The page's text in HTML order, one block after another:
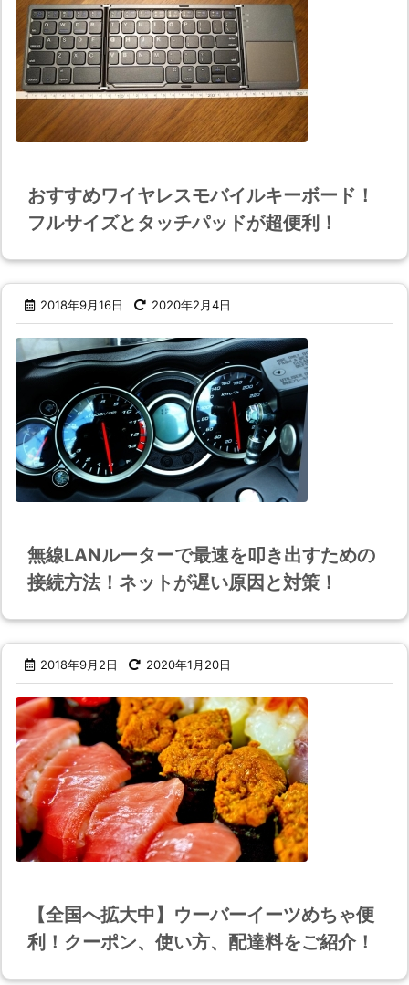
おすすめワイヤレスモバイルキーボード！
フルサイズとタッチパッドが超便利！
2018年9月16日 2020年2月4日
無線LANルーターで最速を叩き出すための
接続方法！ネットが遅い原因と対策！
2018年9月2日 2020年1月20日
【全国へ拡大中】ウーバーイーツめちゃ便
利！クーポン、使い方、配達料をご紹介！